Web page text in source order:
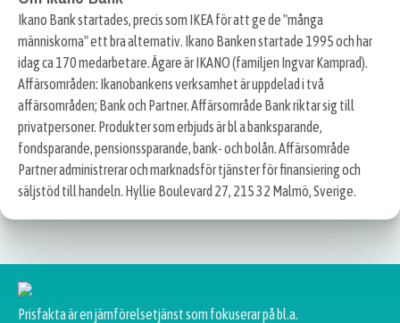
Ikano Bank startades, precis som IKEA för att ge de "många
människorna" ett bra alternativ. Ikano Banken startade 1995 och har
idag ca 170 medarbetare. Ägare är IKANO (familjen Ingvar Kamprad).
Affärsområden: Ikanobankens verksamhet är uppdelad i två
affärsområden; Bank och Partner. Affärsområde Bank riktar sig till
privatpersoner. Produkter som erbjuds är bl a banksparande,
fondsparande, pensionssparande, bank- och bolån. Affärsområde
Partner administrerar och marknadsför tjänster för finansiering och
säljstöd till handeln. Hyllie Boulevard 27, 215 32 Malmö, Sverige.
Prisfakta är en jämförelsetjänst som fokuserar på bl.a.